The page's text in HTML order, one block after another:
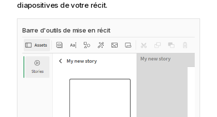
diapositives de votre récit.
Barre d'outils de mise en récit